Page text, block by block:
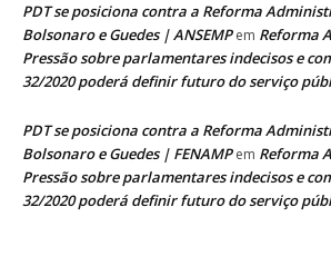
PDT se posiciona contra a Reforma
Bolsonaro e Guedes | ANSEMPem Reforma
Pressão sobre parlamentares indecisos e
32/2020 poderá definir futuro do serviço
PDT se posiciona contra a Reforma
Bolsonaro e Guedes | FENAMPem Reforma
Pressão sobre parlamentares indecisos e
32/2020 poderá definir futuro do serviço